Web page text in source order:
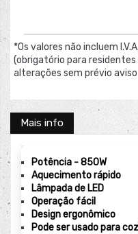
*Os valores não incluem
(obrigatório para
alterações sem prévio aviso
Mais info
Potência - 850W
Aquecimento rápido
Lâmpada de LED
Operação fácil
Design ergonômico
Pode ser usado para